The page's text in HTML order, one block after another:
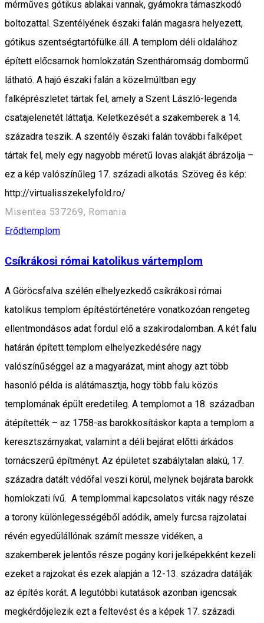
mérműves gótikus ablakai vannak, gyámokra támaszkodó
boltozattal. Szentélyének északi falán magasra helyezett,
gótikus szentségtartófülke áll. A templom déli oldalához
épített előcsarnok homlokzatán Szentháromság dombormű
látható. A hajó északi falán a közelmúltban egy
falképrészletet tártak fel, amely a Szent László-legenda
csatajelenetét láttatja. Keletkezését a szakemberek a 14.
századra teszik. A szentély északi falán további falképet
tártak fel, mely egy nagyobb méretű lovas alakját ábrázolja –
ez a kép valószínűleg 17. századi alkotás. Szöveg és kép:
http://virtualisszekelyfold.ro/
Misentea 537269, Romania
Erődtemplom
Csíkrákosi római katolikus vártemplom
A Göröcsfalva szélén elhelyezkedő csíkrákosi római
katolikus templom építéstörténetére vonatkozóan rengeteg
ellentmondásos adat fordul elő a szakirodalomban. A két falu
határán épített templom elhelyezkedésére nagy
valószínűséggel az a magyarázat, mint ahogy azt több
hasonló példa is alátámasztja, hogy több falu közös
templomának épült eredetileg. A templomot a 18. században
átépítették – az 1758-as barokkosításkor kapta a templom a
keresztszárnyakat, valamint a déli bejárat előtti árkádos
tornácszerű építményt. Az épületet szabálytalan alakú, 17.
századra datált védőfal veszi körül, melynek bejárata barokk
homlokzati ívű. A templommal kapcsolatos viták nagy része
a torony különlegességéből adódik, amely furcsa rajzolatai
révén egyedülállónak számít messze vidéken, a
szakemberek jelentős része pogány kori jelképekként kezeli
ezeket a rajzokat és ezek alapján a 12-13. századra datálják
az építés korát. A legutóbbi kutatások azonban igencsak
megkérdőjelezik ezt a feltevést és a képek 17. századi